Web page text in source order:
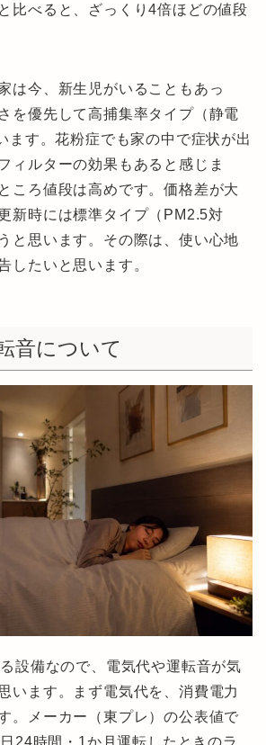
比べると、ざっくり4倍ほどの値段
は今、新生児がいることもあっ
を優先して高捕集率タイプ（静電
ます。花粉症でも家の中で症状が出
ィルターの効果もあると感じま
ころ値段は高めです。価格差が大
新時には標準タイプ（PM2.5対
と思います。その際は、使い心地
したいと思います。
音について
設備なので、電気代や運転音が気
います。まず電気代を、消費電力
。メーカー（東プレ）の公表値で
24時間・1か月運転したときのラ